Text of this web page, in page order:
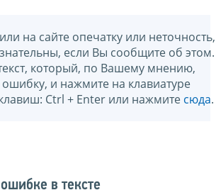
на сайте опечатку или неточность,
если Вы сообщите об этом.
который, по Вашему мнению,
и нажмите на клавиатуре
Ctrl + Enter или нажмите сюда.
в тексте